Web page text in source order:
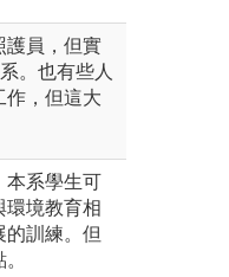
護員，但實
。也有些人
作，但這大
本系學生可
環境教育相
的訓練。但